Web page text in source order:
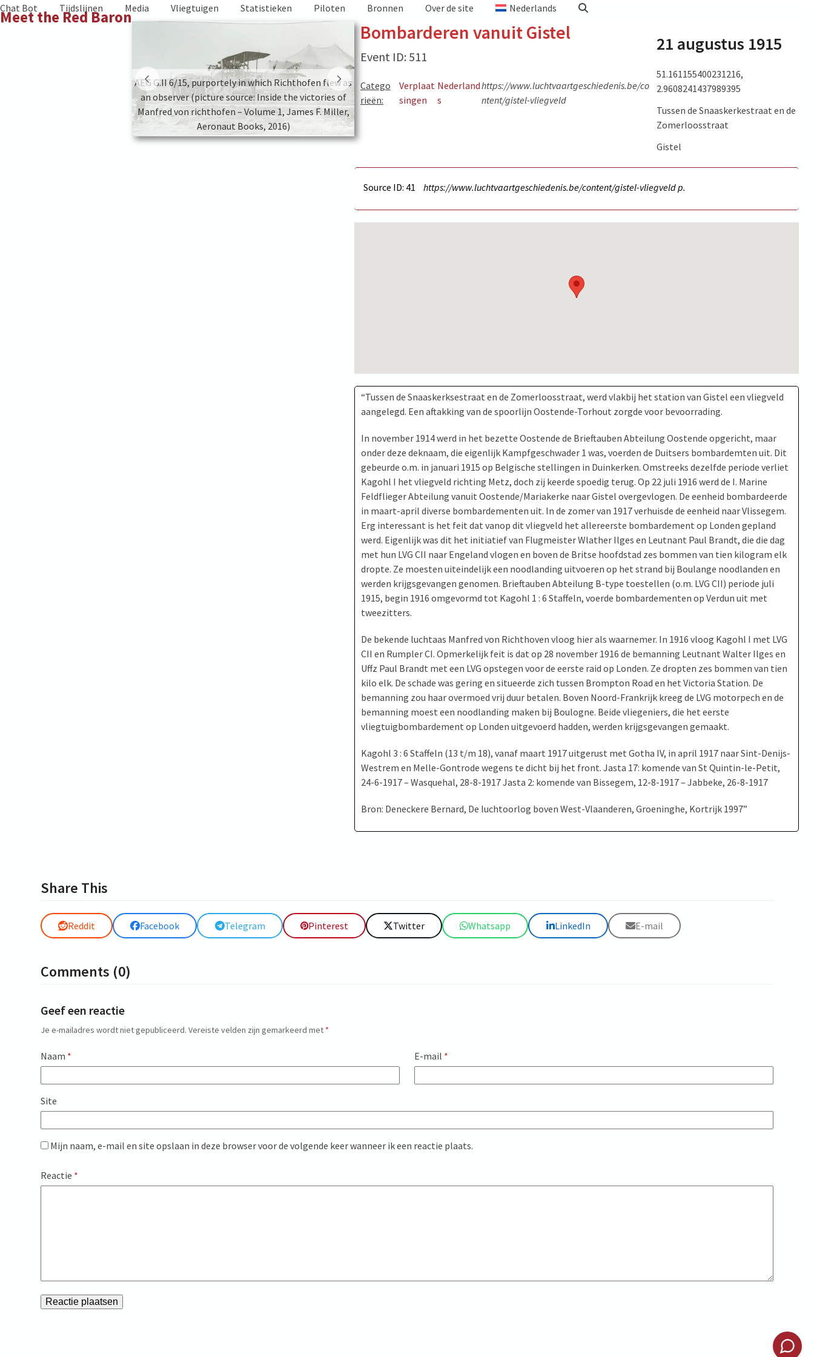
Skip
to
Meet the Red Baron
Chat Bot Tijdslijnen Media Vliegtuigen Statistieken Piloten Bronnen Over de site Nederlands
AEG G.II 6/15, purportely in which Richthofen flew as
an observer (picture source: Inside the victories of
Manfred von richthofen – Volume 1, James F. Miller,
Aeronaut Books, 2016)
AEG G.II 6/15, purportely in which Richthofen flew as
Manfred von richthofen – Volume 1, James F. Miller,
Aeronaut Books, 2016)
Bombarderen vanuit Gistel
Event ID: 511
Catego
rieën:
Verplaat
singen
Nederland
s
https://www.luchtvaartgeschiedenis.be/co
ntent/gistel-vliegveld
21 augustus 1915
51.161155400231216,
2.9608241437989395
Tussen de Snaaskerkestraat en de
Zomerloosstraat
Gistel
Source ID: 41 https://www.luchtvaartgeschiedenis.be/content/gistel-vliegveld p.
“Tussen de Snaaskerksestraat en de Zomerloosstraat, werd vlakbij het station van Gistel een vliegveld
aangelegd. Een aftakking van de spoorlijn Oostende-Torhout zorgde voor bevoorrading.
In november 1914 werd in het bezette Oostende de Brieftauben Abteilung Oostende opgericht, maar
onder deze deknaam, die eigenlijk Kampfgeschwader 1 was, voerden de Duitsers bombardemten uit. Dit
gebeurde o.m. in januari 1915 op Belgische stellingen in Duinkerken. Omstreeks dezelfde periode verliet
Kagohl I het vliegveld richting Metz, doch zij keerde spoedig terug. Op 22 juli 1916 werd de I. Marine
Feldflieger Abteilung vanuit Oostende/Mariakerke naar Gistel overgevlogen. De eenheid bombardeerde
in maart-april diverse bombardementen uit. In de zomer van 1917 verhuisde de eenheid naar Vlissegem.
Erg interessant is het feit dat vanop dit vliegveld het allereerste bombardement op Londen gepland
werd. Eigenlijk was dit het initiatief van Flugmeister Wlather Ilges en Leutnant Paul Brandt, die die dag
met hun LVG CII naar Engeland vlogen en boven de Britse hoofdstad zes bommen van tien kilogram elk
dropte. Ze moesten uiteindelijk een noodlanding uitvoeren op het strand bij Boulange noodlanden en
werden krijgsgevangen genomen. Brieftauben Abteilung B-type toestellen (o.m. LVG CII) periode juli
1915, begin 1916 omgevormd tot Kagohl 1 : 6 Staffeln, voerde bombardementen op Verdun uit met
tweezitters.
De bekende luchtaas Manfred von Richthoven vloog hier als waarnemer. In 1916 vloog Kagohl I met LVG
CII en Rumpler CI. Opmerkelijk feit is dat op 28 november 1916 de bemanning Leutnant Walter Ilges en
Uffz Paul Brandt met een LVG opstegen voor de eerste raid op Londen. Ze dropten zes bommen van tien
kilo elk. De schade was gering en situeerde zich tussen Brompton Road en het Victoria Station. De
bemanning zou haar overmoed vrij duur betalen. Boven Noord-Frankrijk kreeg de LVG motorpech en de
bemanning moest een noodlanding maken bij Boulogne. Beide vliegeniers, die het eerste
vliegtuigbombardement op Londen uitgevoerd hadden, werden krijgsgevangen gemaakt.
Kagohl 3 : 6 Staffeln (13 t/m 18), vanaf maart 1917 uitgerust met Gotha IV, in april 1917 naar Sint-Denijs-
Westrem en Melle-Gontrode wegens te dicht bij het front. Jasta 17: komende van St Quintin-le-Petit,
24-6-1917 – Wasquehal, 28-8-1917 Jasta 2: komende van Bissegem, 12-8-1917 – Jabbeke, 26-8-1917
Bron: Deneckere Bernard, De luchtoorlog boven West-Vlaanderen, Groeninghe, Kortrijk 1997”
Share This
Reddit Facebook Telegram Pinterest Twitter Whatsapp LinkedIn E-mail
Comments (0)
Geef een reactie
Je e-mailadres wordt niet gepubliceerd. Vereiste velden zijn gemarkeerd met *
Naam * E-mail *
Site
Mijn naam, e-mail en site opslaan in deze browser voor de volgende keer wanneer ik een reactie plaats.
Reactie *